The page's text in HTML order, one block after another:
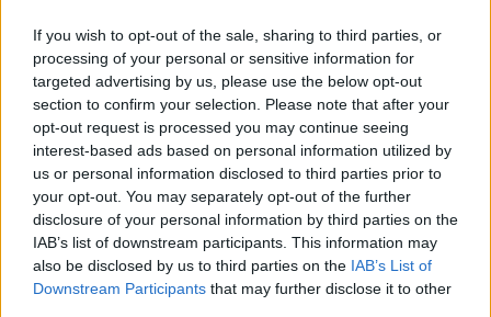
If you wish to opt-out of the sale, sharing to third parties, or
processing of your personal or sensitive information for
targeted advertising by us, please use the below opt-out
section to confirm your selection. Please note that after your
opt-out request is processed you may continue seeing
interest-based ads based on personal information utilized by
us or personal information disclosed to third parties prior to
your opt-out. You may separately opt-out of the further
disclosure of your personal information by third parties on the
IAB’s list of downstream participants. This information may
also be disclosed by us to third parties on the IAB’s List of
Downstream Participants that may further disclose it to other
Žiūrimiausi įrašai
00:00:30
Vaizdai iš tragiškos avarijos Vilniaus r.: dviejų moterų ir
vaiko gyvybių išgelbėti nepavyko
Žinios | Lietuvos diena
00:00:57
Savaitės vidurys nusimato karštas: temperatūra kils iki